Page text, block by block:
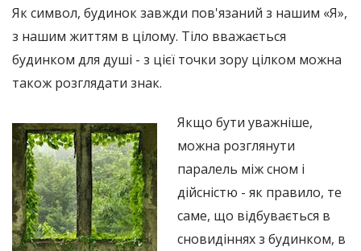
Як символ, будинок завжди пов'язаний з нашим «Я»,
з нашим життям в цілому. Тіло вважається
будинком для душі - з цієї точки зору цілком можна
також розглядати знак.
Якщо бути уважніше,
можна розглянути
паралель між сном і
дійсністю - як правило, те
саме, що відбувається в
сновидіннях з будинком, в